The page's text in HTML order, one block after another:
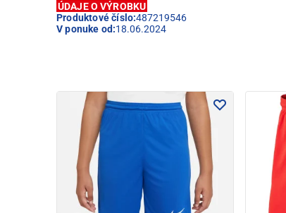
ÚDAJE O VÝROBKU
Produktové číslo:487219546
V ponuke od:18.06.2024